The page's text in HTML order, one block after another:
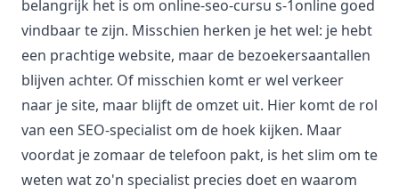
belangrijk het is om online-seo-cursu s-1online goed
vindbaar te zijn. Misschien herken je het wel: je hebt
een prachtige website, maar de bezoekersaantallen
blijven achter. Of misschien komt er wel verkeer
naar je site, maar blijft de omzet uit. Hier komt de rol
van een SEO-specialist om de hoek kijken. Maar
voordat je zomaar de telefoon pakt, is het slim om te
weten wat zo'n specialist precies doet en waarom